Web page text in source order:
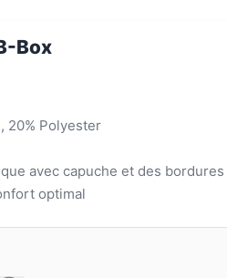
Box
20% Polyester
avec capuche et des bordures
optimal